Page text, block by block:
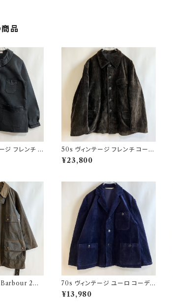
品
ジ フレンチ V
キンジャケッ
50s ヴィンテージ フレンチ コーデ
ュロイジャケット ビンテージ ファ
ーマーズジャケット
¥23,800
Barbour 2ワ
ッパー Solway
ケット
70s ヴィンテージ ユーロ コーデュ
ロイ セットアップ ビンテージ
¥13,980